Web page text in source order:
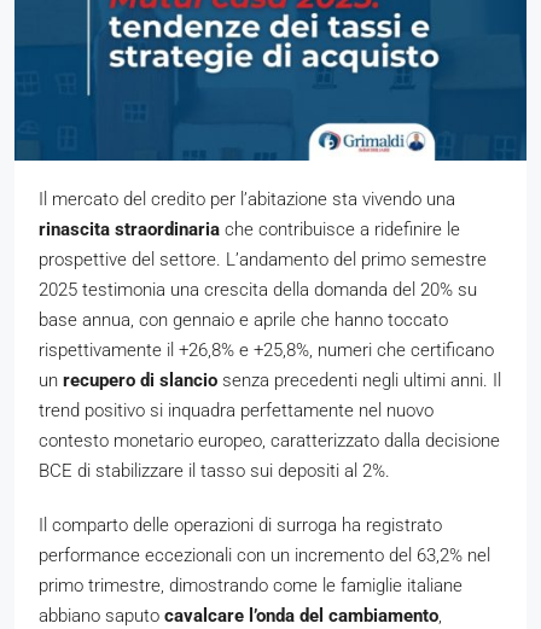
Il mercato del credito per l’abitazione sta vivendo una
rinascita straordinaria che contribuisce a ridefinire le
prospettive del settore. L’andamento del primo semestre
2025 testimonia una crescita della domanda del 20% su
base annua, con gennaio e aprile che hanno toccato
rispettivamente il +26,8% e +25,8%, numeri che certificano
un recupero di slancio senza precedenti negli ultimi anni. Il
trend positivo si inquadra perfettamente nel nuovo
contesto monetario europeo, caratterizzato dalla decisione
BCE di stabilizzare il tasso sui depositi al 2%.
Il comparto delle operazioni di surroga ha registrato
performance eccezionali con un incremento del 63,2% nel
primo trimestre, dimostrando come le famiglie italiane
abbiano saputo cavalcare l’onda del cambiamento,